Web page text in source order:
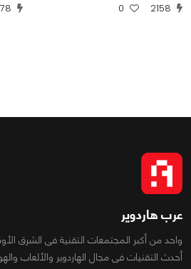
2158
0
عرب هاردوير
واحد من أكبر المجتمعات التقنية فى الشرق
أحدث التقنيات فى مجال الهاردوير والألعاب